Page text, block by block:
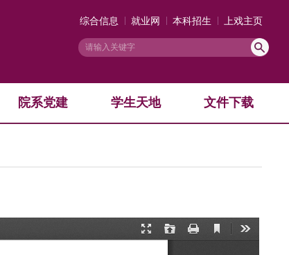
综合信息 就业网 本科招生 上戏主页
院系党建 学生天地 文件下载